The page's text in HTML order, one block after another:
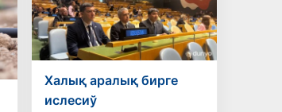
Халық аралық бирге
ислесиў